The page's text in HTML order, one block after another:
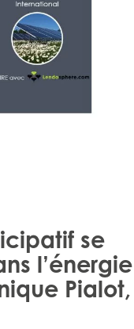
se
l’énergie
Pialot,